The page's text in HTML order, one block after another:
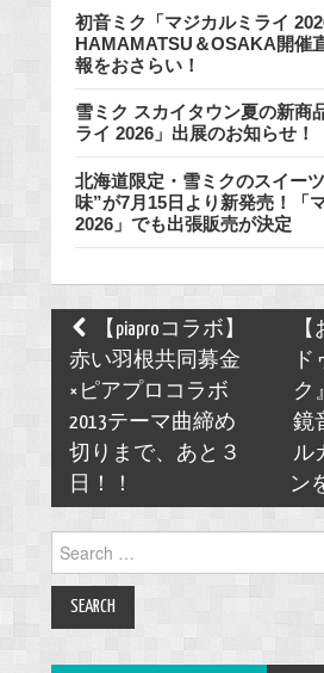
初音ミク「マジカルミライ
HAMAMATSU＆OSAKA開催
報をおさらい！
雪ミク スカイタウン夏の新商
ライ 2026」出展のお知らせ！
北海道限定・雪ミクのスイー
味”が7月15日より新発売！「
2026」でも出張販売が決定
Post
navigation
【piaproコラボ】
赤い羽根共同募金
×ピアプロコラボ
2013テーマ曲締め
切りまで、あと３
日！！
ド
ク
鏡
ル
ン
for: